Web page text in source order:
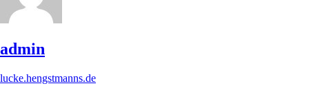
admin
lucke.hengstmanns.de